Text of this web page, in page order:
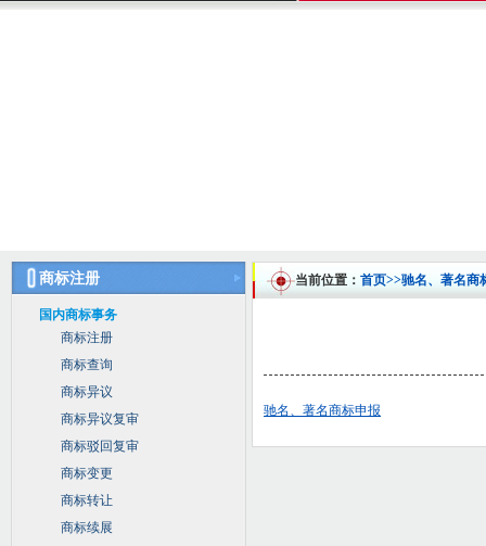
当前位置： 首页>>驰名、著名商
驰名、著名商标申报
商标注册
国内商标事务
商标注册
商标查询
商标异议
商标异议复审
商标驳回复审
商标变更
商标转让
商标续展